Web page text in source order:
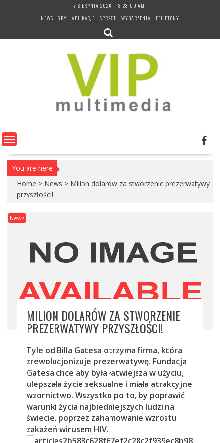
7 SIERPNIA 2026
8:28:10 AM
NEWS
GRY APLIKACJE SPRZĘT WYDARZENIA FELIETONY
You are here
Home > News > Milion dolarów za stworzenie prezerwatywy
przyszłości!
News
MILION DOLARÓW ZA STWORZENIE
PREZERWATYWY PRZYSZŁOŚCI!
Tyle od Billa Gatesa otrzyma firma, która
zrewolucjonizuje prezerwatywę. Fundacja
Gatesa chce aby była łatwiejsza w użyciu,
ulepszała życie seksualne i miała atrakcyjne
wzornictwo. Wszystko po to, by poprawić
warunki życia najbiedniejszych ludzi na
świecie, poprzez zahamowanie wzrostu
zakażeń wirusem HIV.